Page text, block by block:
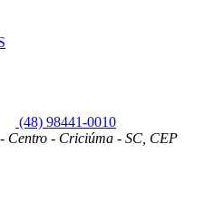
(48) 98441-0010
Centro - Criciúma - SC, CEP